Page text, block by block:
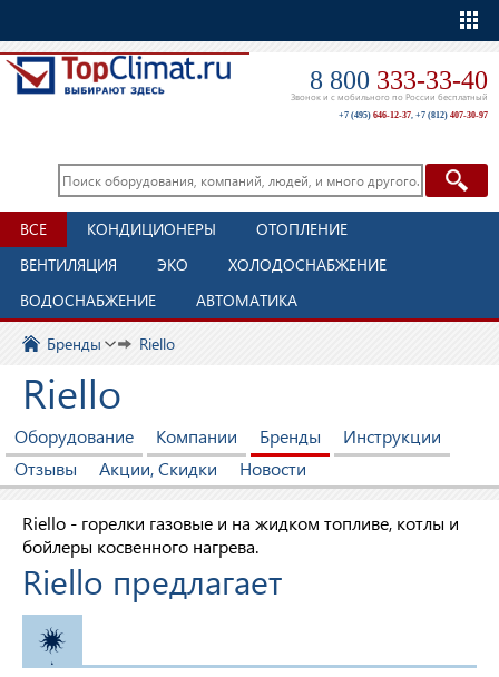
8 800 333-33-40
Звонок и с мобильного по России бесплатный
+7 (495) 646-12-37, +7 (812) 407-30-97
ВСЕ КОНДИЦИОНЕРЫ
ОТОПЛЕНИЕ
ВЕНТИЛЯЦИЯ
ЭКО
ХОЛОДОСНАБЖЕНИЕ
ВОДОСНАБЖЕНИЕ
АВТОМАТИКА
Бренды Riello
Riello
Оборудование Компании Бренды
Инструкции
Отзывы
Акции, Скидки Новости
Riello - горелки газовые и на жидком топливе, котлы и
бойлеры косвенного нагрева.
Riello предлагает